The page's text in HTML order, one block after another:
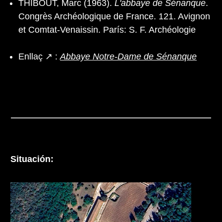
THIBOUT, Marc (1963). L'abbaye de Sénanque.
Congrès Archéologique de France. 121. Avignon
et Comtat-Venaissin. París: S. F. Archéologie
Enllaç ↗ :Abbaye Notre-Dame de Sénanque
Situación: